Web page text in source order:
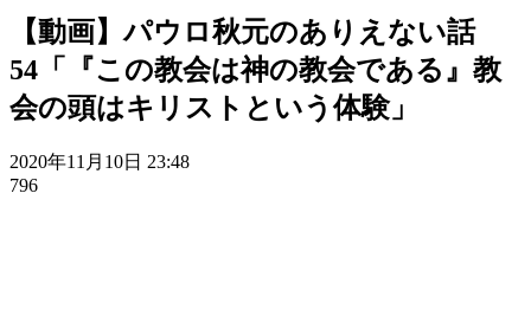
【動画】パウロ秋元のありえない話
54「『この教会は神の教会である』教
会の頭はキリストという体験」
2020年11月10日 23:48
796